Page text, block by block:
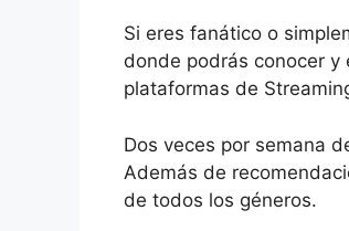
Si eres fanático o
donde podrás conocer y
plataformas de
Dos veces por semana
Además de
de todos los géneros.